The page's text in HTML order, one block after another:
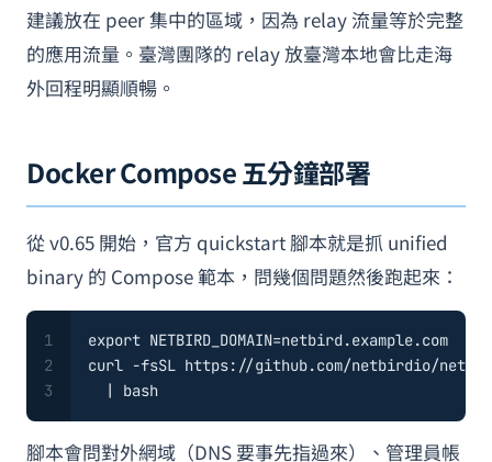
建議放在 peer 集中的區域，因為 relay 流量等於完整
的應用流量。臺灣團隊的 relay 放臺灣本地會比走海
外回程明顯順暢。
Docker Compose 五分鐘部署
從 v0.65 開始，官方 quickstart 腳本就是抓 unified
binary 的 Compose 範本，問幾個問題然後跑起來：
1
2
3
export NETBIRD_DOMAIN=netbird.example.com
curl -fsSL https://github.com/netbirdio/
  | bash
腳本會問對外網域（DNS 要事先指過來）、管理員帳